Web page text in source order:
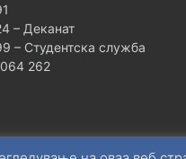
– Деканат
– Студентска служба
262